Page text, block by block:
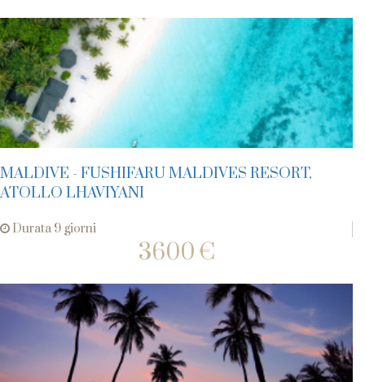
MALDIVE - FUSHIFARU MALDIVES RESORT,
ATOLLO LHAVIYANI
Durata 9 giorni
3600 €